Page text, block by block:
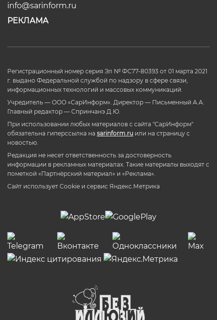
info@sarinform.ru
РЕКЛАМА
Регистрационный номер серия Эл № ФС77-80393 от 01 марта 2021
г. выдано Федеральной службой по надзору в сфере связи,
информационных технологий и массовых коммуникаций.
Учредитель — ООО «СарИнформ». Директор — Письменный А.А.
Главный редактор — Спринчанэ Д.Ю.
При использовании любых материалов с сайта "СарИнформ"
обязательна гиперссылка на sarinform.ru или на страницу с
новостью.
Редакция не несет ответственность за достоверность
информации в рекламных материалах. Такие материалы выходят с
пометкой «Партнёрский материал» и «Реклама».
Сайт использует Cookie и сервиc Яндекс.Метрика